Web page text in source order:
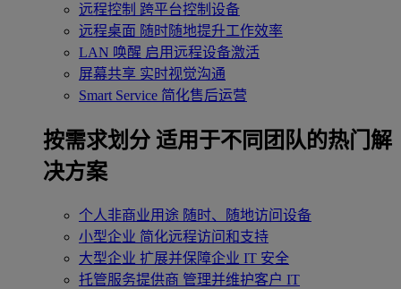
远程控制 跨平台控制设备
远程桌面 随时随地提升工作效率
LAN 唤醒 启用远程设备激活
屏幕共享 实时视觉沟通
Smart Service 简化售后运营
按需求划分 适用于不同团队的热门解
决方案
个人非商业用途 随时、随地访问设备
小型企业 简化远程访问和支持
大型企业 扩展并保障企业 IT 安全
托管服务提供商 管理并维护客户 IT